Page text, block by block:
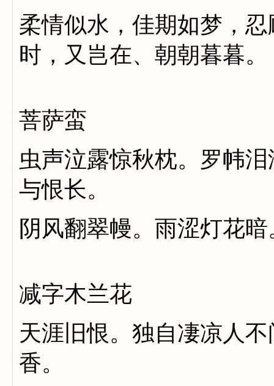
柔情似水，佳期如梦，
时，又岂在、朝朝暮暮。
菩萨蛮
虫声泣露惊秋枕。罗帏
与恨长。
阴风翻翠幔。雨涩灯花
减字木兰花
天涯旧恨。独自凄凉人
香。